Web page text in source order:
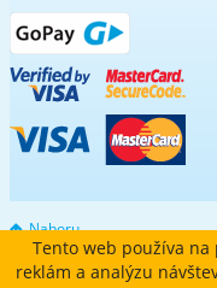
Nahoru
Tento web používa
reklám a analýzu